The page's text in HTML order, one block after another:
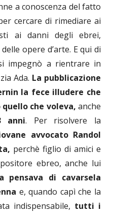
a conoscenza del fatto
cercare di rimediare ai
ai danni degli ebrei,
opere d’arte. E qui di
impegnò a rientrare in
Ada. La pubblicazione
la fece illudere che
che voleva, anche
anni. Per risolvere la
avvocato Randol
perchè figlio di amici e
ebreo, anche lui
pensava di cavarsela
e, quando capì che la
indispensabile, tutti i